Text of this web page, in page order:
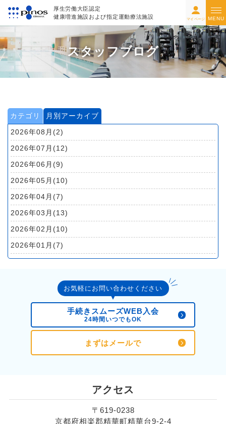
厚生労働大臣認定
健康増進施設および指定運動療法施設 マイページ MENU
スタッフブログ
カテゴリ
月別アーカイブ
2026年08月(2)
2026年07月(12)
2026年06月(9)
2026年05月(10)
2026年04月(7)
2026年03月(13)
2026年02月(10)
2026年01月(7)
2025年12月(4)
2025年10月(11)
2025年09月(10)
2025年08月(10)
お気軽にお問い合わせください
手続きスムーズWEB入会
24時間いつでもOK
まずはメールで
アクセス
〒619-0238
京都府相楽郡精華町精華台9-2-4